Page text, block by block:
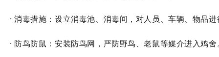
· 消毒措施：设立消毒池、消毒间，对人员、车辆、物品
· 防鸟防鼠：安装防鸟网，严防野鸟、老鼠等媒介进入鸡舍